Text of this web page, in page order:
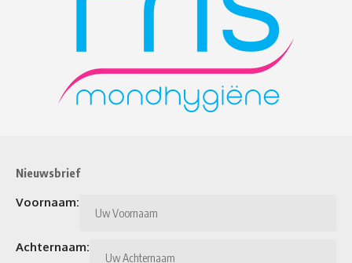
Nieuwsbrief
Voornaam:
Achternaam: